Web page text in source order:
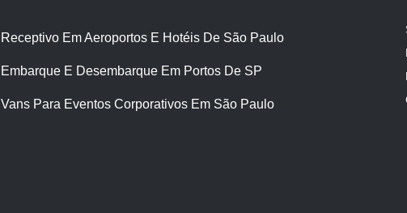
Receptivo Em Aeroportos E Hotéis De São Paulo
Embarque E Desembarque Em Portos De SP
Vans Para Eventos Corporativos Em São Paulo